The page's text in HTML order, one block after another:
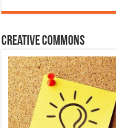
Creative Commons